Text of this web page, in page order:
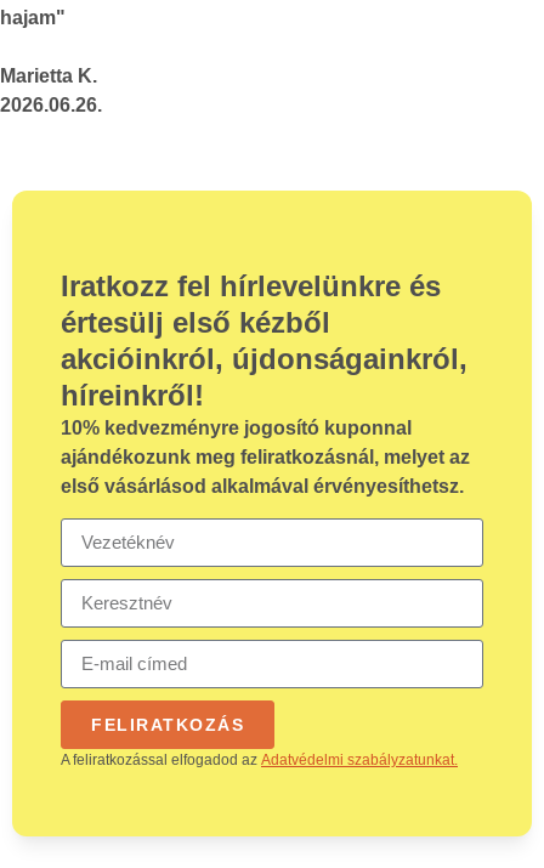
hajam"
Marietta K.
2026.06.26.
Iratkozz fel hírlevelünkre és
értesülj első kézből
akcióinkról, újdonságainkról,
híreinkről!
10% kedvezményre jogosító kuponnal
ajándékozunk meg feliratkozásnál, melyet az
első vásárlásod alkalmával érvényesíthetsz.
FELIRATKOZÁS
A feliratkozással elfogadod az Adatvédelmi szabályzatunkat.